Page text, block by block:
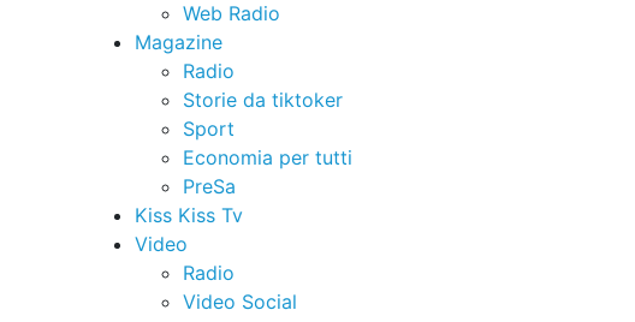
Web Radio
Magazine
Radio
Storie da tiktoker
Sport
Economia per tutti
PreSa
Kiss Kiss Tv
Video
Radio
Video Social